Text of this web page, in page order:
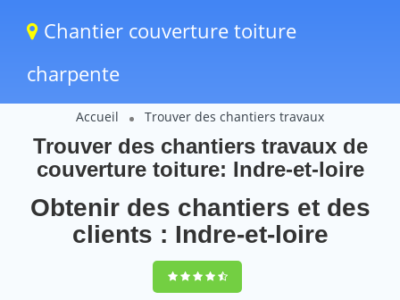
Chantier couverture toiture
charpente
Accueil Trouver des chantiers travaux
Trouver des chantiers travaux de
couverture toiture: Indre-et-loire
Obtenir des chantiers et des
clients : Indre-et-loire